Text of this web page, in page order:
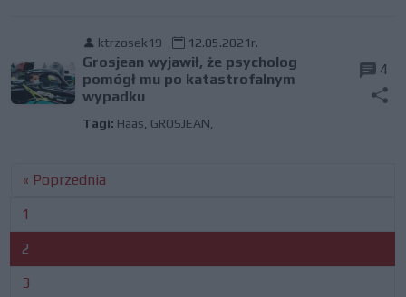
ktrzosek19 12.05.2021r.
Grosjean wyjawił, że psycholog
pomógł mu po katastrofalnym
wypadku
Tagi: Haas GROSJEAN,
4
« Poprzednia
1
2
3